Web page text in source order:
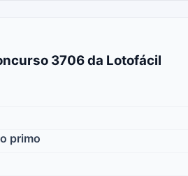
3706 da Lotofácil
primo